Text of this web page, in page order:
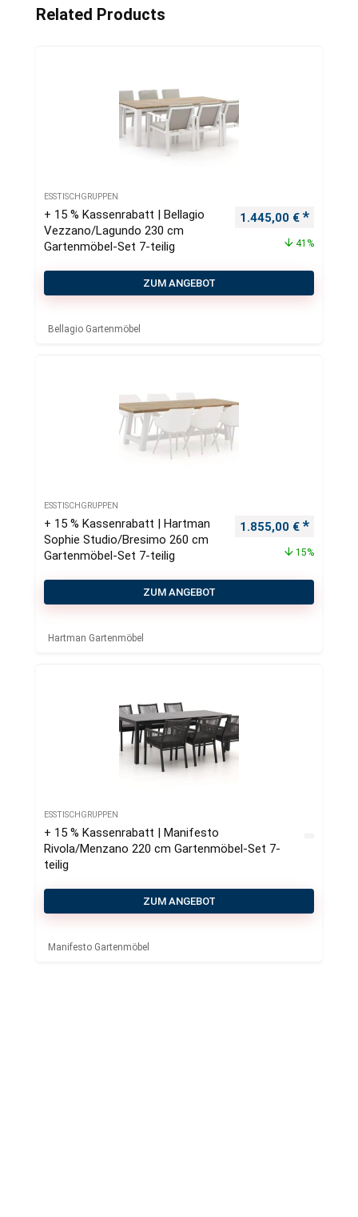
Related Products
ESSTISCHGRUPPEN
+ 15 % Kassenrabatt | Bellagio
Vezzano/Lagundo 230 cm
Gartenmöbel-Set 7-teilig
Ursprünglicher
1.445,00 €
41%
ZUM ANGEBOT
Bellagio Gartenmöbel
ESSTISCHGRUPPEN
+ 15 % Kassenrabatt | Hartman
Sophie Studio/Bresimo 260 cm
Gartenmöbel-Set 7-teilig
Ursprünglicher
1.855,00 €
15%
ZUM ANGEBOT
Hartman Gartenmöbel
ESSTISCHGRUPPEN
+ 15 % Kassenrabatt | Manifesto
Rivola/Menzano 220 cm Gartenmöbel-Set 7-
teilig
ZUM ANGEBOT
Manifesto Gartenmöbel